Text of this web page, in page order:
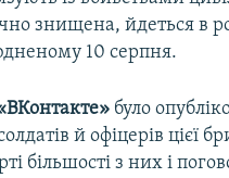
знищена, йдеться в
10 серпня.
було
й офіцерів цієї
більшості з них і